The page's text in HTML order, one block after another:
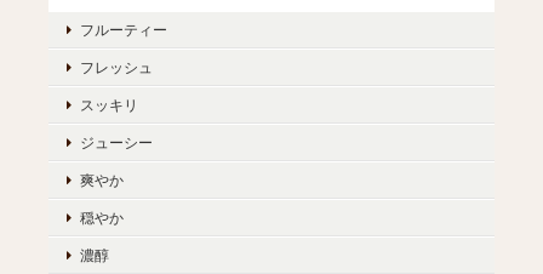
フルーティー
フレッシュ
スッキリ
ジューシー
爽やか
穏やか
濃醇